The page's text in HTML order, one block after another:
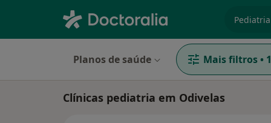
Planos de saúde Mais filtros • 1
Clínicas pediatria em Odivelas